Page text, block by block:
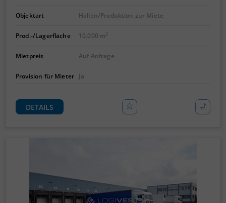
Objektart Hallen/Produktion zur Miete
Prod.-/Lagerfläche 10.000 m2
Mietpreis Auf Anfrage
Provision für Mieter Ja
DETAILS